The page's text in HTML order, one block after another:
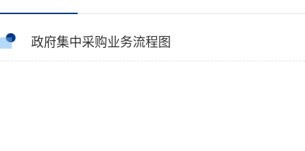
政府集中采购业务流程图